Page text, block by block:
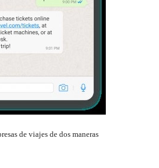
de viajes de dos maneras